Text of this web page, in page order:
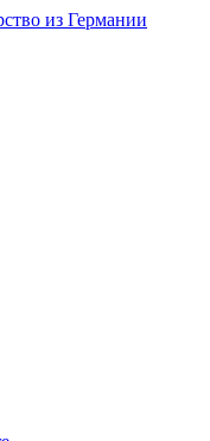
из Германии